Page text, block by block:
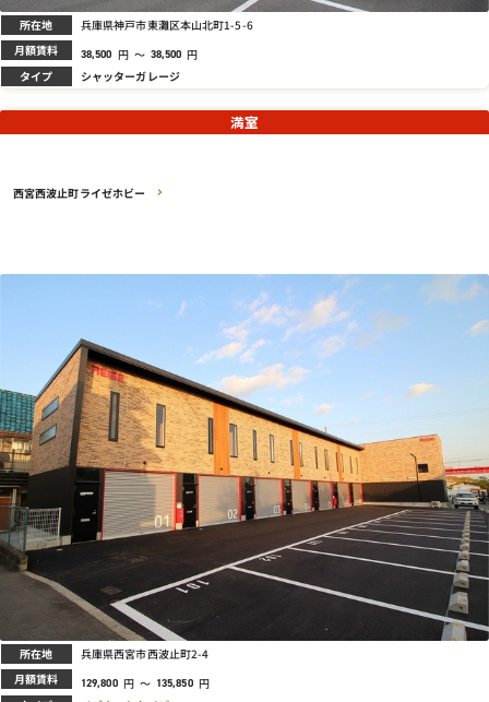
所在地 兵庫県神戸市東灘区本山北町1-5-6
月額賃料 38,500 円 ～ 38,500 円
タイプ シャッターガレージ
西宮西波止町ライゼホビー
満室
所在地 兵庫県西宮市西波止町2-4
月額賃料 129,800 円 ～ 135,850 円